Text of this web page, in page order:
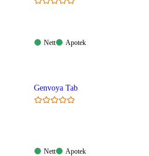
Nett:
Nett
Apotek:
Apotek
Genvoya Tab
Nett:
Nett
Apotek:
Apotek